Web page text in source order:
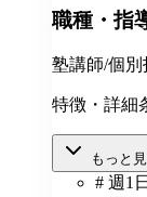
職種・指
塾講師/個別
特徴・詳細
もっと
# 週1